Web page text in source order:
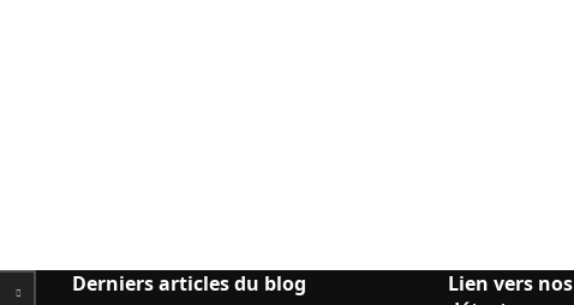
Derniers articles du blog
Lien vers nos